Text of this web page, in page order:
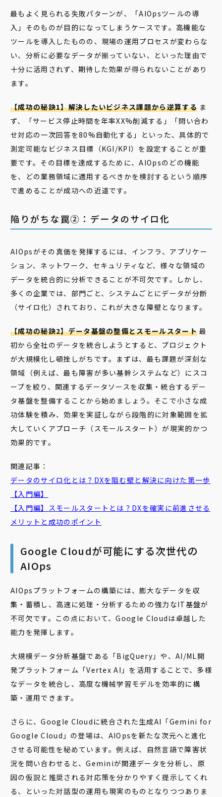
最もよく見られる失敗パターンが、「AIOpsツールの導
入」そのものが目的になってしまうケースです。高機能な
ツールを導入したものの、現場の運用プロセスが変わらな
い、分析に必要なデータが揃っていない、といった理由で
十分に活用されず、期待した効果が得られないことがあり
ます。
【成功の秘訣1】解決したいビジネス課題から逆算する ま
ず、「サービス停止時間を年率XX%削減する」「問い合わ
せ対応の一次回答を80%自動化する」といった、具体的で
測定可能なビジネス目標（KGI/KPI）を設定することが重
要です。その目標を達成するために、AIOpsのどの機能
を、どの業務領域に適用するべきかを検討するという順序
で進めることが成功への近道です。
陥りがちな罠②：データのサイロ化
AIOpsがその真価を発揮するには、インフラ、アプリケー
ション、ネットワーク、セキュリティなど、様々な領域の
データを統合的に分析できることが不可欠です。しかし、
多くの企業では、部門ごと、システムごとにデータが分断
（サイロ化）されており、これが大きな障壁となります。
【成功の秘訣2】データ基盤の整備とスモールスタート 最
初から全社のデータを統合しようとすると、プロジェクト
が大規模化し頓挫しがちです。まずは、最も課題が深刻な
領域（例えば、最も障害が多い基幹システムなど）にスコ
ープを絞り、関連するデータソースを収集・統合するデー
タ基盤を整備することから始めましょう。そこで小さな成
功体験を積み、効果を実証しながら段階的に対象範囲を拡
大していくアプローチ（スモールスタート）が現実的かつ
効果的です。
関連記事：
データのサイロ化とは？DXを阻む壁と解決に向けた第一歩
【入門編】
【入門編】 スモールスタート とは？DXを確実に前進させる
メリットと成功のポイント
Google Cloudが可能にする次世代の
AIOps
AIOpsプラットフォームの構築には、膨大なデータを収
集・蓄積し、高速に処理・分析するための強力なIT基盤が
不可欠です。この点において、Google Cloudは卓越した
能力を発揮します。
大規模データ分析基盤である「BigQuery」や、AI/ML開
発プラットフォーム「Vertex AI」を活用することで、多様
なデータを統合し、高度な機械学習モデルを効率的に構
築・運用できます。
さらに、Google Cloudに統合された生成AI「Gemini for
Google Cloud」の登場は、AIOpsを新たな次元へと進化
させる可能性を秘めています。例えば、自然言語で障害状
況を問い合わせると、Geminiが関連データを分析し、原
因の仮説と推奨される対応策を分かりやすく提示してくれ
る、といった対話型の運用も現実のものとなりつつありま